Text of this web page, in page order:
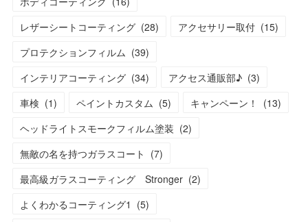
レザーシートコーティング (28) アクセサリー取付 (15)
プロテクションフィルム (39)
インテリアコーティング (34) アクセス通販部♪ (3)
車検 (1) ペイントカスタム (5) キャンペーン！ (13)
ヘッドライトスモークフィルム塗装 (2)
無敵の名を持つガラスコート (7)
最高級ガラスコーティング Stronger (2)
よくわかるコーティング1 (5)